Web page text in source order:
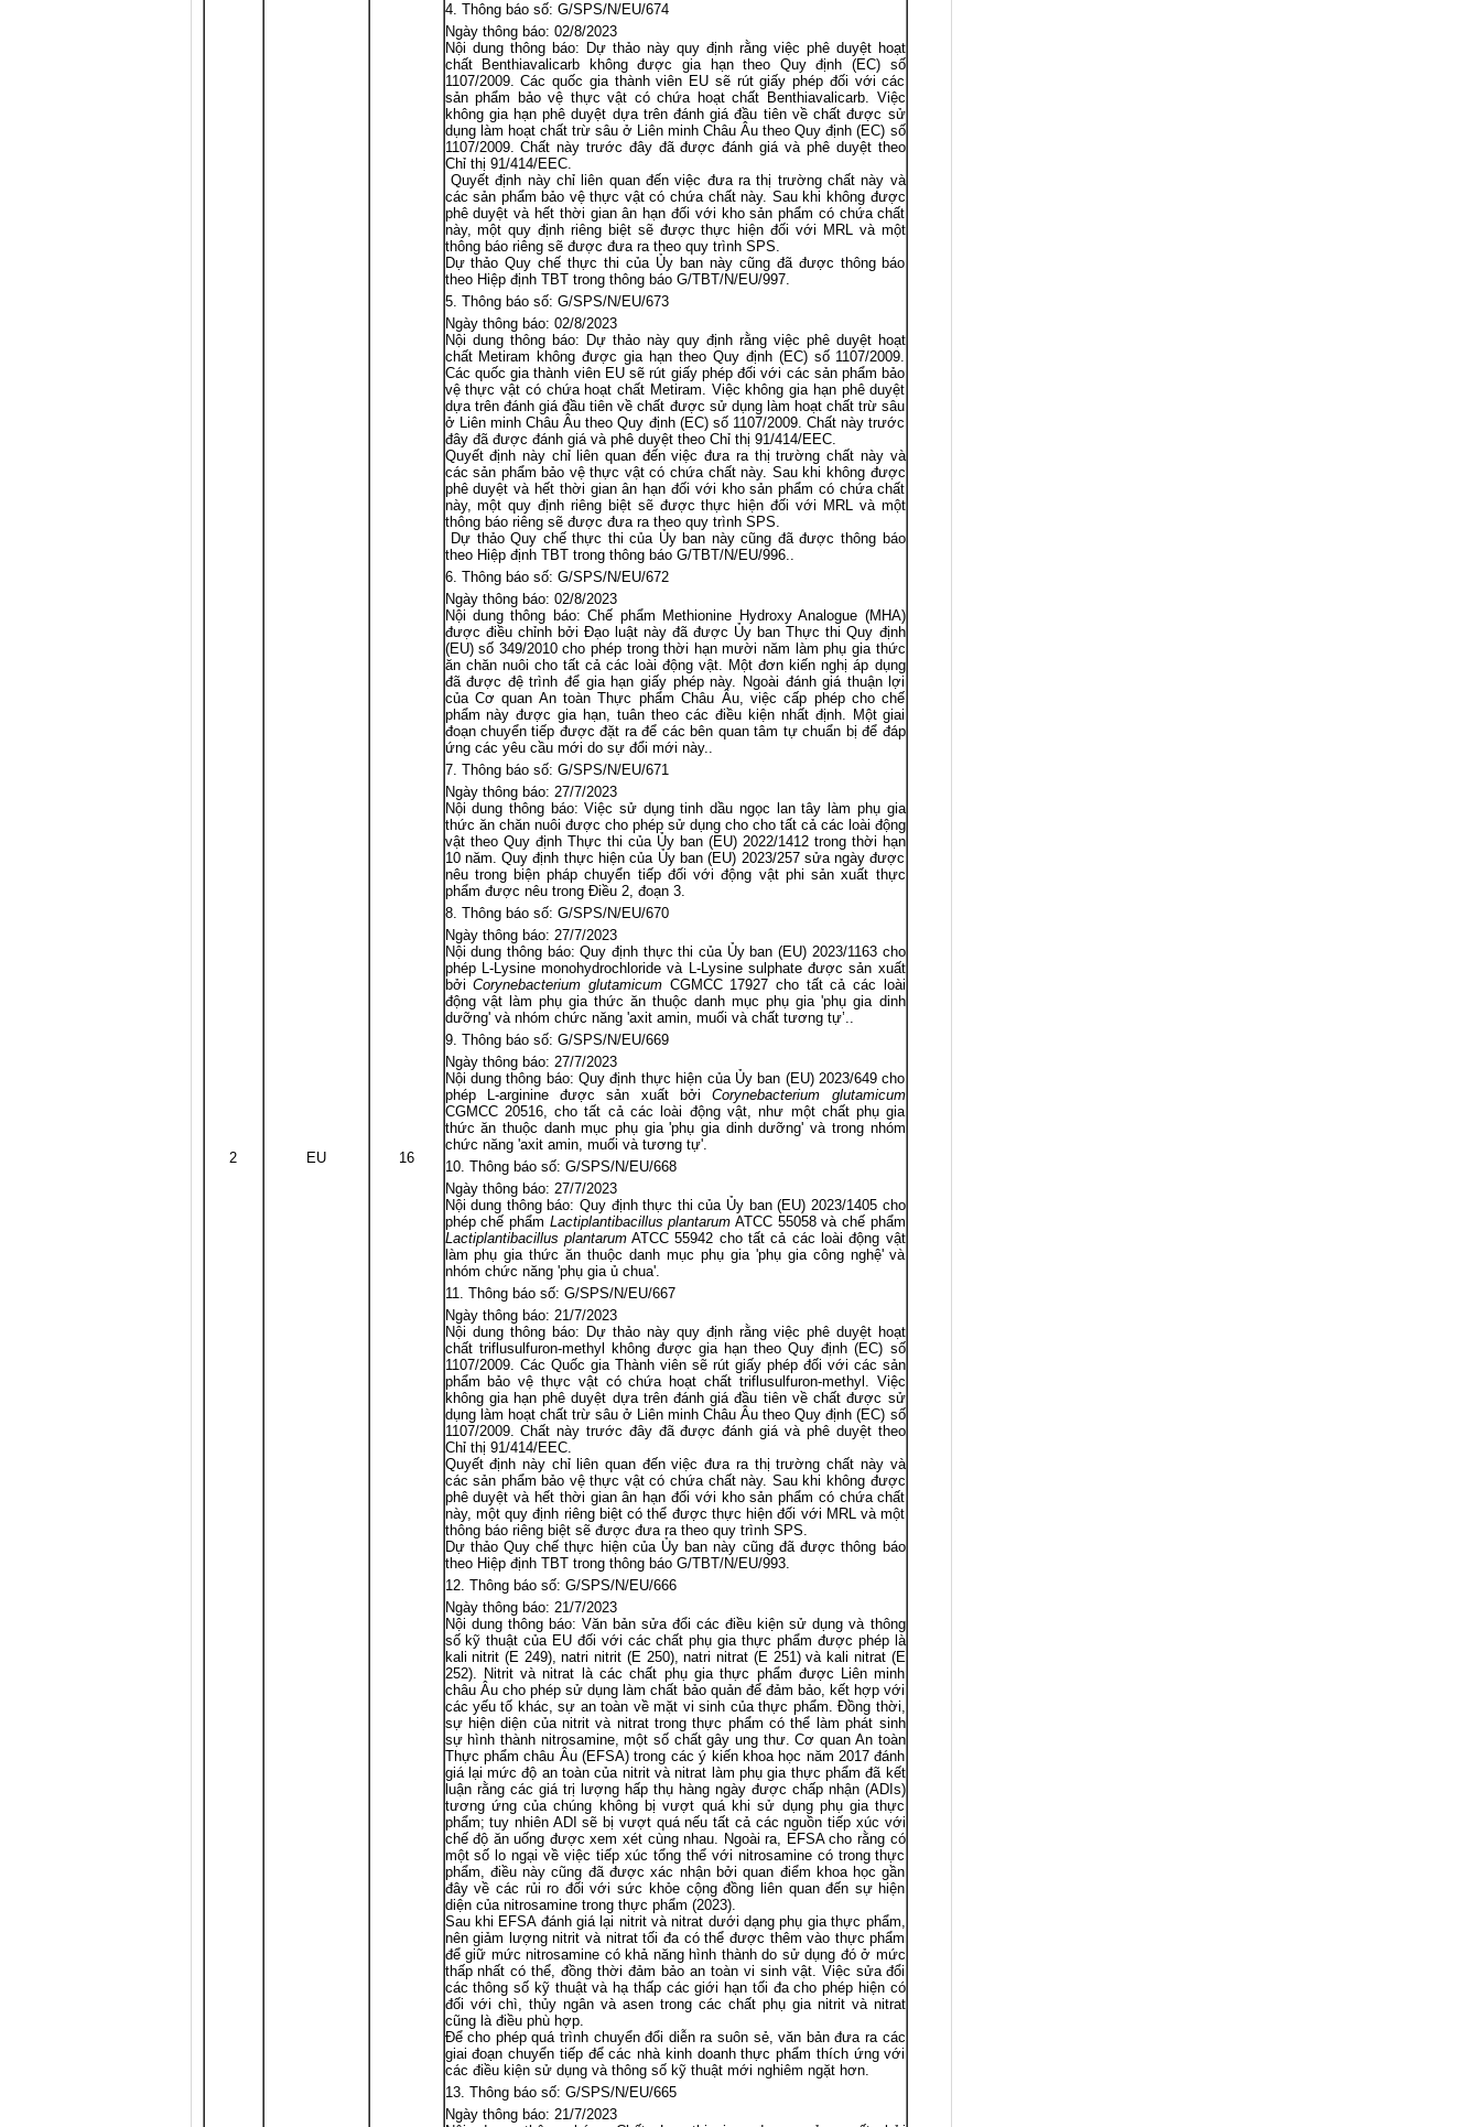
2 EU 16
Thông báo số: G/SPS/N/EU/674
Ngày thông báo: 02/8/2023
Nội dung thông báo: Dự thảo này quy định rằng việc phê duyệt hoạt
chất Benthiavalicarb không được gia hạn theo Quy định (EC) số
1107/2009. Các quốc gia thành viên EU sẽ rút giấy phép đối với các
sản phẩm bảo vệ thực vật có chứa hoạt chất Benthiavalicarb. Việc
không gia hạn phê duyệt dựa trên đánh giá đầu tiên về chất được sử
dụng làm hoạt chất trừ sâu ở Liên minh Châu Âu theo Quy định (EC) số
1107/2009. Chất này trước đây đã được đánh giá và phê duyệt theo
Chỉ thị 91/414/EEC.
Quyết định này chỉ liên quan đến việc đưa ra thị trường chất này và
các sản phẩm bảo vệ thực vật có chứa chất này. Sau khi không được
phê duyệt và hết thời gian ân hạn đối với kho sản phẩm có chứa chất
này, một quy định riêng biệt sẽ được thực hiện đối với MRL và một
thông báo riêng sẽ được đưa ra theo quy trình SPS.
Dự thảo Quy chế thực thi của Ủy ban này cũng đã được thông báo
theo Hiệp định TBT trong thông báo G/TBT/N/EU/997.
Thông báo số: G/SPS/N/EU/673
Ngày thông báo: 02/8/2023
Nội dung thông báo: Dự thảo này quy định rằng việc phê duyệt hoạt
chất Metiram không được gia hạn theo Quy định (EC) số 1107/2009.
Các quốc gia thành viên EU sẽ rút giấy phép đối với các sản phẩm bảo
vệ thực vật có chứa hoạt chất Metiram. Việc không gia hạn phê duyệt
dựa trên đánh giá đầu tiên về chất được sử dụng làm hoạt chất trừ sâu
ở Liên minh Châu Âu theo Quy định (EC) số 1107/2009. Chất này trước
đây đã được đánh giá và phê duyệt theo Chỉ thị 91/414/EEC.
Quyết định này chỉ liên quan đến việc đưa ra thị trường chất này và
các sản phẩm bảo vệ thực vật có chứa chất này. Sau khi không được
phê duyệt và hết thời gian ân hạn đối với kho sản phẩm có chứa chất
này, một quy định riêng biệt sẽ được thực hiện đối với MRL và một
thông báo riêng sẽ được đưa ra theo quy trình SPS.
Dự thảo Quy chế thực thi của Ủy ban này cũng đã được thông báo
theo Hiệp định TBT trong thông báo G/TBT/N/EU/996..
Thông báo số: G/SPS/N/EU/672
Ngày thông báo: 02/8/2023
Nội dung thông báo: Chế phẩm Methionine Hydroxy Analogue (MHA)
được điều chỉnh bởi Đạo luật này đã được Ủy ban Thực thi Quy định
(EU) số 349/2010 cho phép trong thời hạn mười năm làm phụ gia thức
ăn chăn nuôi cho tất cả các loài động vật. Một đơn kiến nghị áp dụng
đã được đệ trình để gia hạn giấy phép này. Ngoài đánh giá thuận lợi
của Cơ quan An toàn Thực phẩm Châu Âu, việc cấp phép cho chế
phẩm này được gia hạn, tuân theo các điều kiện nhất định. Một giai
đoạn chuyển tiếp được đặt ra để các bên quan tâm tự chuẩn bị để đáp
ứng các yêu cầu mới do sự đổi mới này..
Thông báo số: G/SPS/N/EU/671
Ngày thông báo: 27/7/2023
Nội dung thông báo: Việc sử dụng tinh dầu ngọc lan tây làm phụ gia
thức ăn chăn nuôi được cho phép sử dụng cho cho tất cả các loài động
vật theo Quy định Thực thi của Ủy ban (EU) 2022/1412 trong thời hạn
10 năm. Quy định thực hiện của Ủy ban (EU) 2023/257 sửa ngày được
nêu trong biện pháp chuyển tiếp đối với động vật phi sản xuất thực
phẩm được nêu trong Điều 2, đoạn 3.
Thông báo số: G/SPS/N/EU/670
Ngày thông báo: 27/7/2023
Nội dung thông báo: Quy định thực thi của Ủy ban (EU) 2023/1163 cho
phép L-Lysine monohydrochloride và L-Lysine sulphate được sản xuất
bởiCorynebacterium glutamicumCGMCC 17927 cho tất cả các loài
động vật làm phụ gia thức ăn thuộc danh mục phụ gia 'phụ gia dinh
dưỡng' và nhóm chức năng 'axit amin, muối và chất tương tự’..
Thông báo số: G/SPS/N/EU/669
Ngày thông báo: 27/7/2023
Nội dung thông báo: Quy định thực hiện của Ủy ban (EU) 2023/649 cho
phép L-arginine được sản xuất bởiCorynebacterium glutamicum
CGMCC 20516, cho tất cả các loài động vật, như một chất phụ gia
thức ăn thuộc danh mục phụ gia 'phụ gia dinh dưỡng' và trong nhóm
chức năng 'axit amin, muối và tương tự'.
Thông báo số: G/SPS/N/EU/668
Ngày thông báo: 27/7/2023
Nội dung thông báo: Quy định thực thi của Ủy ban (EU) 2023/1405 cho
phép chế phẩm Lactiplantibacillus plantarum ATCC 55058 và chế phẩm
Lactiplantibacillus plantarumATCC 55942 cho tất cả các loài động vật
làm phụ gia thức ăn thuộc danh mục phụ gia 'phụ gia công nghệ' và
nhóm chức năng 'phụ gia ủ chua'.
Thông báo số: G/SPS/N/EU/667
Ngày thông báo: 21/7/2023
Nội dung thông báo: Dự thảo này quy định rằng việc phê duyệt hoạt
chất triflusulfuron-methyl không được gia hạn theo Quy định (EC) số
1107/2009. Các Quốc gia Thành viên sẽ rút giấy phép đối với các sản
phẩm bảo vệ thực vật có chứa hoạt chất triflusulfuron-methyl. Việc
không gia hạn phê duyệt dựa trên đánh giá đầu tiên về chất được sử
dụng làm hoạt chất trừ sâu ở Liên minh Châu Âu theo Quy định (EC) số
1107/2009. Chất này trước đây đã được đánh giá và phê duyệt theo
Chỉ thị 91/414/EEC.
Quyết định này chỉ liên quan đến việc đưa ra thị trường chất này và
các sản phẩm bảo vệ thực vật có chứa chất này. Sau khi không được
phê duyệt và hết thời gian ân hạn đối với kho sản phẩm có chứa chất
này, một quy định riêng biệt có thể được thực hiện đối với MRL và một
thông báo riêng biệt sẽ được đưa ra theo quy trình SPS.
Dự thảo Quy chế thực hiện của Ủy ban này cũng đã được thông báo
theo Hiệp định TBT trong thông báo G/TBT/N/EU/993.
Thông báo số: G/SPS/N/EU/666
Ngày thông báo: 21/7/2023
Nội dung thông báo: Văn bản sửa đổi các điều kiện sử dụng và thông
số kỹ thuật của EU đối với các chất phụ gia thực phẩm được phép là
kali nitrit (E 249), natri nitrit (E 250), natri nitrat (E 251) và kali nitrat (E
252). Nitrit và nitrat là các chất phụ gia thực phẩm được Liên minh
châu Âu cho phép sử dụng làm chất bảo quản để đảm bảo, kết hợp với
các yếu tố khác, sự an toàn về mặt vi sinh của thực phẩm. Đồng thời,
sự hiện diện của nitrit và nitrat trong thực phẩm có thể làm phát sinh
sự hình thành nitrosamine, một số chất gây ung thư. Cơ quan An toàn
Thực phẩm châu Âu (EFSA) trong các ý kiến ​​khoa học năm 2017 đánh
giá lại mức độ an toàn của nitrit và nitrat làm phụ gia thực phẩm đã kết
luận rằng các giá trị lượng hấp thụ hàng ngày được chấp nhận (ADIs)
tương ứng của chúng không bị vượt quá khi sử dụng phụ gia thực
phẩm; tuy nhiên ADI sẽ bị vượt quá nếu tất cả các nguồn tiếp xúc với
chế độ ăn uống được xem xét cùng nhau. Ngoài ra, EFSA cho rằng có
một số lo ngại về việc tiếp xúc tổng thể với nitrosamine có trong thực
phẩm, điều này cũng đã được xác nhận bởi quan điểm khoa học gần
đây về các rủi ro đối với sức khỏe cộng đồng liên quan đến sự hiện
diện của nitrosamine trong thực phẩm (2023).
Sau khi EFSA đánh giá lại nitrit và nitrat dưới dạng phụ gia thực phẩm,
nên giảm lượng nitrit và nitrat tối đa có thể được thêm vào thực phẩm
để giữ mức nitrosamine có khả năng hình thành do sử dụng đó ở mức
thấp nhất có thể, đồng thời đảm bảo an toàn vi sinh vật. Việc sửa đổi
các thông số kỹ thuật và hạ thấp các giới hạn tối đa cho phép hiện có
đối với chì, thủy ngân và asen trong các chất phụ gia nitrit và nitrat
cũng là điều phù hợp.
Để cho phép quá trình chuyển đổi diễn ra suôn sẻ, văn bản đưa ra các
giai đoạn chuyển tiếp để các nhà kinh doanh thực phẩm thích ứng với
các điều kiện sử dụng và thông số kỹ thuật mới nghiêm ngặt hơn.
Thông báo số: G/SPS/N/EU/665
Ngày thông báo: 21/7/2023